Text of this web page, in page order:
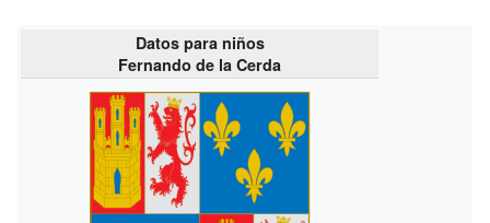
Datos para niños
Fernando de la Cerda